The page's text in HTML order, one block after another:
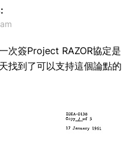
次簽Project RAZOR協定是
找到了可以支持這個論點的